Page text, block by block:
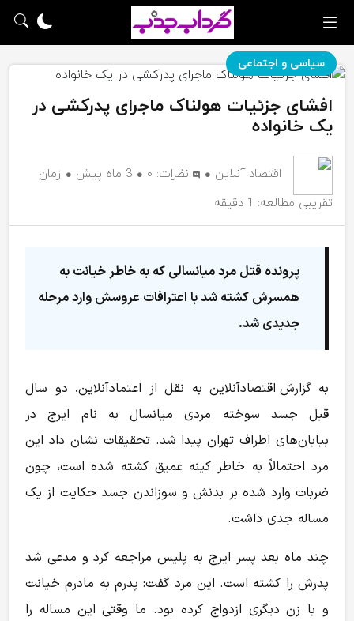
سیاسی و اجتماعی
افشای جزئیات هولناک ماجرای پدرکشی در
یک خانواده
اقتصاد آنلاین نظرات: ۰ 3 ماه پیش
زمان
تقریبی مطالعه: 1 دقیقه
پرونده قتل مرد میانسالی که به خاطر خیانت به
همسرش کشته شد با اعترافات عروسش وارد مرحله
جدیدی شد.
به گزارش اقتصادآنلاین به نقل از اعتمادآنلاین، دو سال
قبل جسد سوخته مردی میانسال به نام ایرج در
بیابان‌های اطراف تهران پیدا شد. تحقیقات نشان داد این
مرد احتمالاً به خاطر کینه عمیق کشته شده است، چون
ضربات وارد شده بر بدنش و سوزاندن جسد حکایت از یک
مساله جدی داشت.
چند ماه بعد پسر ایرج به پلیس مراجعه کرد و مدعی شد
پدرش را کشته است. این مرد گفت: پدرم به مادرم خیانت
و با زن دیگری ازدواج کرده بود. ما وقتی این مساله را